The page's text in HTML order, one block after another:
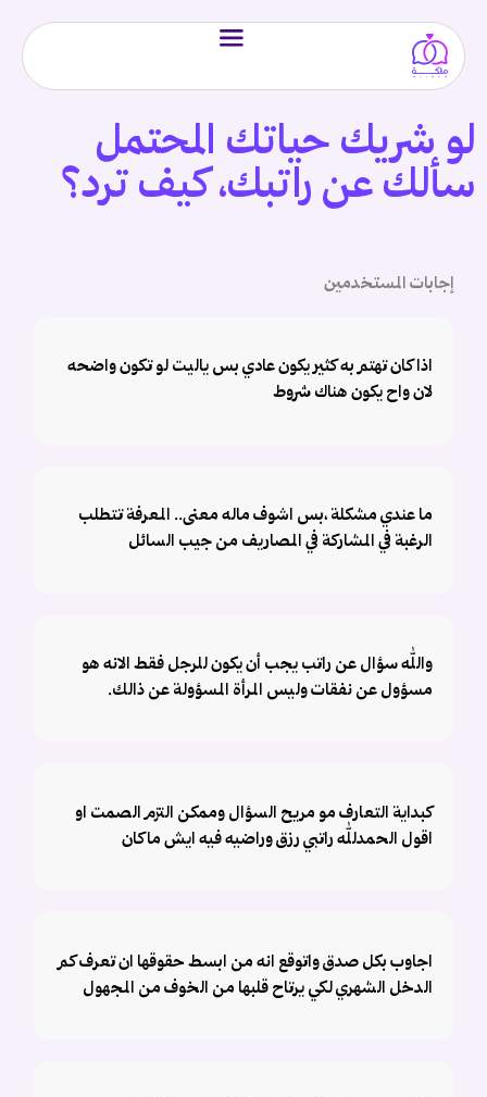
لو شريك حياتك المحتمل
سألك عن راتبك، كيف ترد؟
إجابات المستخدمين
اذا كان تهتم به كثير يكون عادي بس ياليت لو تكون واضحه
لان واح يكون هناك شروط
ما عندي مشكلة ،بس اشوف ماله معنى.. المعرفة تتطلب
الرغبة في المشاركة في المصاريف من جيب السائل
والله سؤال عن راتب يجب أن يكون للرجل فقط الانه هو
مسؤول عن نفقات وليس المرأة المسؤولة عن ذالك.
كبداية التعارف مو مريح السؤال وممكن التزم الصمت او
اقول الحمدلله راتبي رزق وراضيه فيه ايش ماكان
اجاوب بكل صدق واتوقع انه من ابسط حقوقها ان تعرف كم
الدخل الشهري لكي يرتاح قلبها من الخوف من المجهول